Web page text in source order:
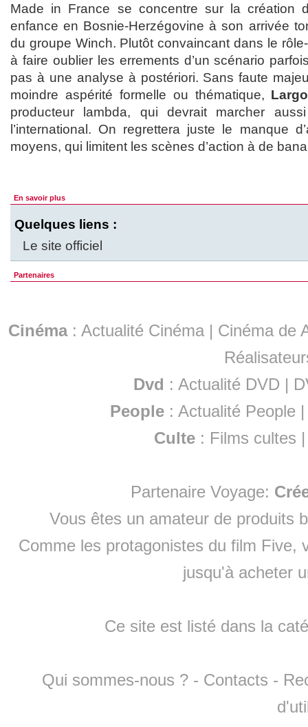
Made in France se concentre sur la création
enfance en Bosnie-Herzégovine à son arrivée
du groupe Winch. Plutôt convaincant dans le
à faire oublier les errements d’un scénario
pas à une analyse à postériori. Sans faute
moindre aspérité formelle ou thématique,
producteur lambda, qui devrait marcher
l’international. On regrettera juste le manque
moyens, qui limitent les scènes d’action à de
En savoir plus
Quelques liens :
Le site officiel
Partenaires
Cinéma: Actualité Cinéma | Cinéma de
Dvd : Actualité DVD |
People :Actualité People
Culte : Films cultes
Partenaire Voyage:
Vous êtes un amateur de produits
Comme les protagonistes du film Five,
jusqu'à acheter
Ce site est listé dans la
Qui sommes-nous ? - Contacts -